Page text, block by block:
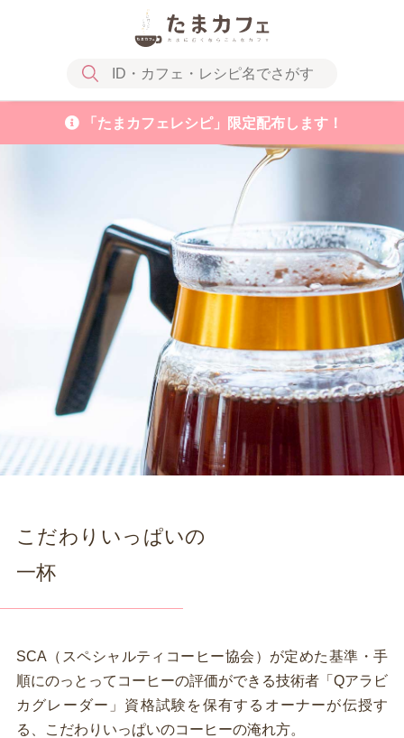
「たまカフェレシピ」限定配布します！
こだわりいっぱいの
一杯
SCA（スペシャルティコーヒー協会）が定めた基準・手
順にのっとってコーヒーの評価ができる技術者「Qアラビ
カグレーダー」資格試験を保有するオーナーが伝授す
る、こだわりいっぱいのコーヒーの淹れ方。